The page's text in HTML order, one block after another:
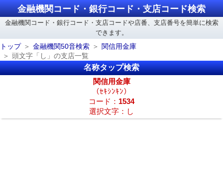
金融機関コード・銀行コード・支店コード検索
金融機関コード・銀行コード・支店コードや店番、支店番号を簡単に検索
できます。
トップ
金融機関50音検索
関信用金庫
頭文字「し」の支店一覧
名称タップ検索
関信用金庫
（ｾｷｼﾝｷﾝ）
コード： 1534
選択文字：し